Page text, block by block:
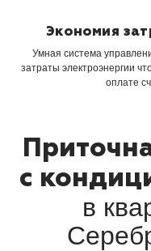
Экономия
Умная система
затраты электроэнергии
оплате
с
в